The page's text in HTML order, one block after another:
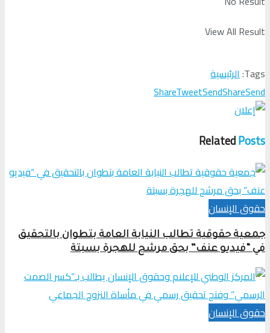
View All Result
Tags: الرئيسية
ShareTweetSendShareSend
RelatedPosts
حقوق الإنسان
جمعية حقوقية تطالب النيابة العامة بتطوان بالتحقيق
في “فيديو عنف” بحق مرشح للهجرة بسبتة
حقوق الإنسان